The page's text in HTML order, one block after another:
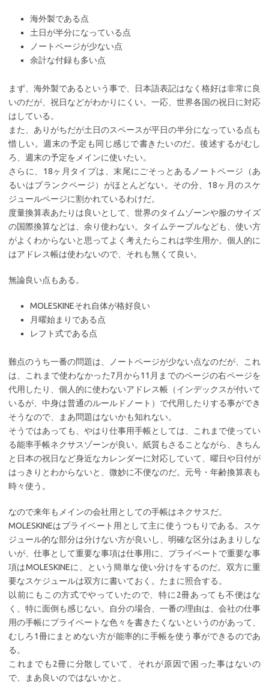
海外製である点
土日が半分になっている点
ノートページが少ない点
余計な付録も多い点
まず、海外製であるという事で、日本語表記はなく格好は非常に良
いのだが、祝日などがわかりにくい。一応、世界各国の祝日に対応
はしている。
また、ありがちだが土日のスペースが平日の半分になっている点も
惜しい。週末の予定も同じ感じで書きたいのだ。後述するがむし
ろ、週末の予定をメインに使いたい。
さらに、18ヶ月タイプは、末尾にごそっとあるノートページ（あ
るいはブランクページ）がほとんどない。その分、18ヶ月のスケ
ジュールページに割かれているわけだ。
度量換算表あたりは良いとして、世界のタイムゾーンや服のサイズ
の国際換算などは、余り使わない。タイムテーブルなども、使い方
がよくわからないと思ってよく考えたらこれは学生用か。個人的に
はアドレス帳は使わないので、それも無くて良い。
無論良い点もある。
MOLESKINEそれ自体が格好良い
月曜始まりである点
レフト式である点
難点のうち一番の問題は、ノートページが少ない点なのだが、これ
は、これまで使わなかった7月から11月までのページの右ページを
代用したり、個人的に使わないアドレス帳（インデックスが付いて
いるが、中身は普通のルールドノート）で代用したりする事ができ
そうなので、まあ問題はないかも知れない。
そうではあっても、やはり仕事用手帳としては、これまで使ってい
る能率手帳ネクサスゾーンが良い。紙質もさることながら、きちん
と日本の祝日など身近なカレンダーに対応していて、曜日や日付が
はっきりとわからないと、微妙に不便なのだ。元号・年齢換算表も
時々使う。
なので来年もメインの会社用としての手帳はネクサスだ。
MOLESKINEはプライベート用として主に使うつもりである。スケ
ジュール的な部分は分けない方が良いし、明確な区分はあまりしな
いが、仕事として重要な事項は仕事用に、プライベートで重要な事
項はMOLESKINEに、という簡単な使い分けをするのだ。双方に重
要なスケジュールは双方に書いておく。たまに照合する。
以前にもこの方式でやっていたので、特に2冊あっても不便はな
く、特に面倒も感じない。自分の場合、一番の理由は、会社の仕事
用の手帳にプライベートな色々を書きたくないというのがあって、
むしろ1冊にまとめない方が能率的に手帳を使う事ができるのであ
る。
これまでも2冊に分散していて、それが原因で困った事はないの
で、まあ良いのではないかと。